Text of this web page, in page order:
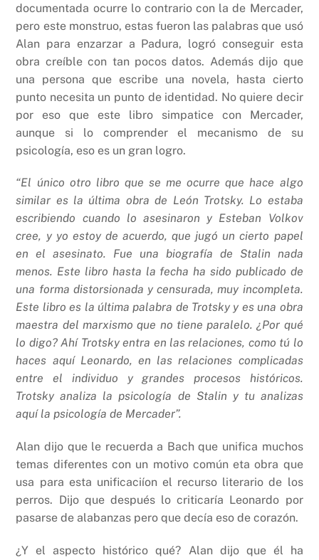
documentada ocurre lo contrario con la de Mercader,
pero este monstruo, estas fueron las palabras que usó
Alan para enzarzar a Padura, logró conseguir esta
obra creíble con tan pocos datos. Además dijo que
una persona que escribe una novela, hasta cierto
punto necesita un punto de identidad. No quiere decir
por eso que este libro simpatice con Mercader,
aunque si lo comprender el mecanismo de su
psicología, eso es un gran logro.
“El único otro libro que se me ocurre que hace algo
similar es la última obra de León Trotsky. Lo estaba
escribiendo cuando lo asesinaron y Esteban Volkov
cree, y yo estoy de acuerdo, que jugó un cierto papel
en el asesinato. Fue una biografía de Stalin nada
menos. Este libro hasta la fecha ha sido publicado de
una forma distorsionada y censurada, muy incompleta.
Este libro es la última palabra de Trotsky y es una obra
maestra del marxismo que no tiene paralelo. ¿Por qué
lo digo? Ahí Trotsky entra en las relaciones, como tú lo
haces aquí Leonardo, en las relaciones complicadas
entre el individuo y grandes procesos históricos.
Trotsky analiza la psicología de Stalin y tu analizas
aquí la psicología de Mercader”.
Alan dijo que le recuerda a Bach que unifica muchos
temas diferentes con un motivo común eta obra que
usa para esta unificaciíon el recurso literario de los
perros. Dijo que después lo criticaría Leonardo por
pasarse de alabanzas pero que decía eso de corazón.
¿Y el aspecto histórico qué? Alan dijo que él ha